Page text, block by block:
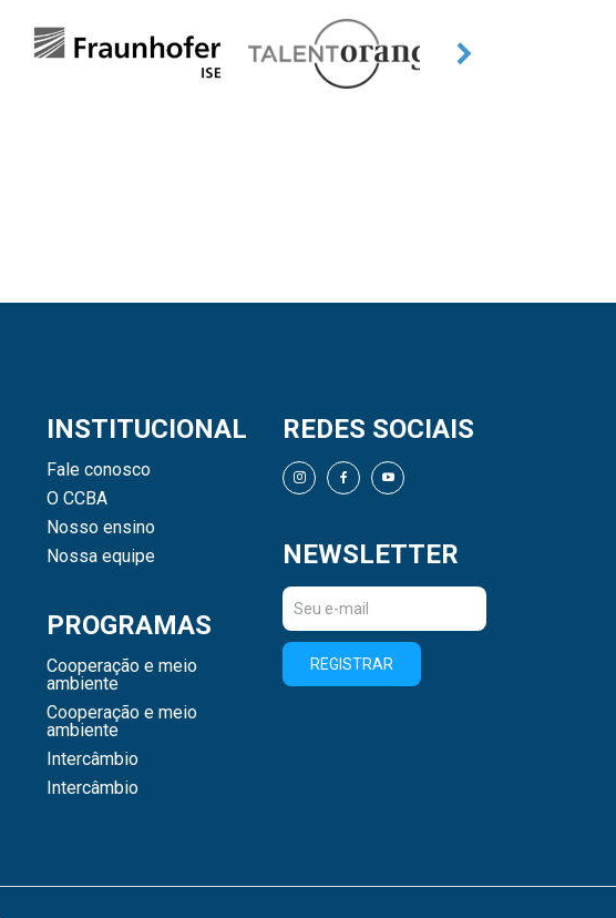
INSTITUCIONAL
Fale conosco
O CCBA
Nosso ensino
Nossa equipe
PROGRAMAS
Cooperação e meio
ambiente
Cooperação e meio
ambiente
Intercâmbio
Intercâmbio
REDES SOCIAIS
NEWSLETTER
REGISTRAR